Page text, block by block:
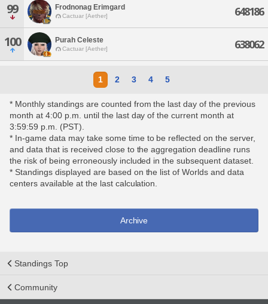
99 Frodnonag Erimgard
Cactuar [Aether] 648186
100 Purah Celeste
Cactuar [Aether] 638062
1 2 3 4 5
* Monthly standings are counted from the last day of the previous
month at 4:00 p.m. until the last day of the current month at
3:59:59 p.m. (PST).
* In-game data may take some time to be reflected on the server,
and data that is received close to the aggregation deadline runs
the risk of being erroneously included in the subsequent dataset.
* Standings displayed are based on the list of Worlds and data
centers available at the last calculation.
Archive
Standings Top
Community